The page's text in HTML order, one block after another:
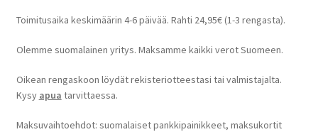
Toimitusaika keskimäärin 4-6 päivää. Rahti 24,95€ (1-3 rengasta).
Olemme suomalainen yritys. Maksamme kaikki verot Suomeen.
Oikean rengaskoon löydät rekisteriotteestasi tai valmistajalta.
Kysy apua tarvittaessa.
Maksuvaihtoehdot: suomalaiset pankkipainikkeet, maksukortit